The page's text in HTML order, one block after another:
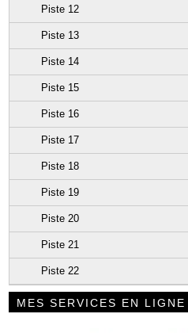
Piste 12
Piste 13
Piste 14
Piste 15
Piste 16
Piste 17
Piste 18
Piste 19
Piste 20
Piste 21
Piste 22
MES SERVICES EN LIGNE